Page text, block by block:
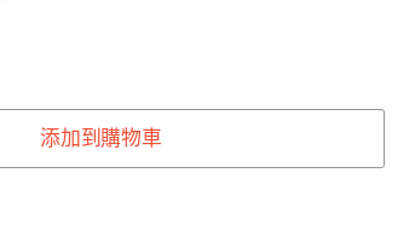
添加到購物車